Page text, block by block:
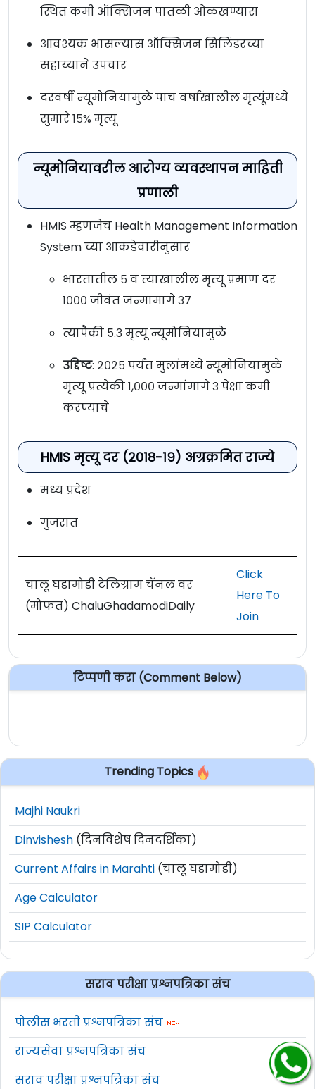
स्थित कमी ऑक्सिजन पातळी ओळखण्यास
आवश्यक भासल्यास ऑक्सिजन सिलिंडरच्या
सहाय्याने उपचार
दरवर्षी न्यूमोनियामुळे पाच वर्षांखालील मृत्यूंमध्ये
सुमारे १५% मृत्यू
न्यूमोनियावरील आरोग्य व्यवस्थापन माहिती
प्रणाली
HMIS म्हणजेच Health Management Information
System च्या आकडेवारीनुसार
भारतातील ५ व त्याखालील मृत्यू प्रमाण दर
१००० जीवंत जन्मामागे ३७
त्यापैकी ५.३ मृत्यू न्यूमोनियामुळे
उद्दिष्ट: २०२५ पर्यंत मुलांमध्ये न्यूमोनियामुळे
मृत्यू प्रत्येकी १,००० जन्मांमागे ३ पेक्षा कमी
करण्याचे
HMIS मृत्यू दर (२०१८-१९) अग्रक्रमित राज्ये
मध्य प्रदेश
गुजरात
चालू घडामोडी टेलिग्राम चॅनल वर
(मोफत) ChaluGhadamodiDaily
Click
Here To
Join
टिप्पणी करा (Comment Below)
Trending Topics
Majhi Naukri
Dinvishesh (दिनविशेष दिनदर्शिका)
Current Affairs in Marahti (चालू घडामोडी)
Age Calculator
SIP Calculator
सराव परीक्षा प्रश्नपत्रिका संच
पोलीस भरती प्रश्नपत्रिका संच
राज्यसेवा प्रश्नपत्रिका संच
सराव परीक्षा प्रश्नपत्रिका संच